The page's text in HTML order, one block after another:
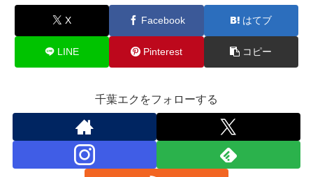
X Facebook はてブ
LINE Pinterest コピー
千葉エクをフォローする